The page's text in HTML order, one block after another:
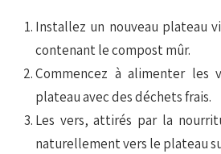
Installez un nouveau plateau
contenant le compost mûr.
Commencez à alimenter les
plateau avec des déchets frais.
Les vers, attirés par la
naturellement vers le plateau